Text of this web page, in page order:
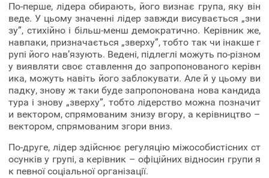
По-перше, лідера обирають, його визнає група, яку він
веде. У цьому значенні лідер завжди висувається „зни
зу”, стихійно і більш-менш демократично. Керівник же,
навпаки, призначається „зверху”, тобто так чи інакше г
рупі його нав’язують. Ведені, підлеглі можуть по-різном
у виявляти своє ставлення до запропонованого керівн
ика, можуть навіть його заблокувати. Але й у цьому ви
падку, знову ж таки буде запропонована нова кандида
тура і знову „зверху”, тобто лідерство можна позначит
и вектором, спрямованим знизу вгору, а керівництво –
вектором, спрямованим згори вниз.
По-друге, лідер здійснює регуляцію міжособистісних ст
осунків у групі, а керівник – офіційних відносин групи я
к певної соціальної організації.